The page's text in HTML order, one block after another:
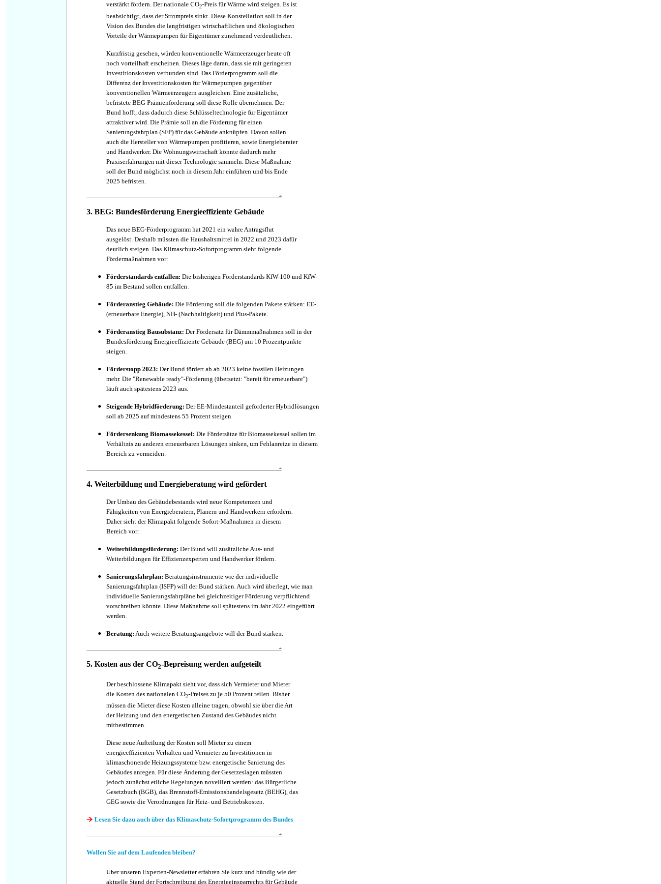
verstärkt fördern. Der nationale CO2-Preis für Wärme wird steigen. Es ist
beabsichtigt, dass der Strompreis sinkt. Diese Konstellation soll in der
Vision des Bundes die langfristigen wirtschaftlichen und ökologischen
Vorteile der Wärmepumpen für Eigentümer zunehmend verdeutlichen.
Kurzfristig gesehen, würden konventionelle Wärmeerzeuger heute oft
noch vorteilhaft erscheinen. Dieses läge daran, dass sie mit geringeren
Investitionskosten verbunden sind. Das Förderprogramm soll die
Differenz der Investitionskosten für Wärmepumpen gegenüber
konventionellen Wärmeerzeugern ausgleichen. Eine zusätzliche,
befristete BEG-Prämienförderung soll diese Rolle übernehmen. Der
Bund hofft, dass dadurch diese Schlüsseltechnologie für Eigentümer
attraktiver wird. Die Prämie soll an die Förderung für einen
Sanierungsfahrplan (SFP) für das Gebäude anknüpfen. Davon sollen
auch die Hersteller von Wärmepumpen profitieren, sowie Energieberater
und Handwerker. Die Wohnungswirtschaft könnte dadurch mehr
Praxiserfahrungen mit dieser Technologie sammeln. Diese Maßnahme
soll der Bund möglichst noch in diesem Jahr einführen und bis Ende
2025 befristen.
3. BEG: Bundesförderung Energieeffiziente Gebäude
Das neue BEG-Förderprogramm hat 2021 ein wahre Antragsflut
ausgelöst. Deshalb müssten die Haushaltsmittel in 2022 und 2023 dafür
deutlich steigen. Das Klimaschutz-Sofortprogramm sieht folgende
Fördermaßnahmen vor:
Förderstandards entfallen: Die bisherigen Förderstandards KfW-100 und KfW-
85 im Bestand sollen entfallen.
Förderanstieg Gebäude: Die Förderung soll die folgenden Pakete stärken: EE-
(erneuerbare Energie), NH- (Nachhaltigkeit) und Plus-Pakete.
Förderanstieg Bausubstanz: Der Fördersatz für Dämmmaßnahmen soll in der
Bundesförderung Energieeffiziente Gebäude (BEG) um 10 Prozentpunkte
steigen.
Förderstopp 2023: Der Bund fördert ab ab 2023 keine fossilen Heizungen
mehr. Die "Renewable ready"-Förderung (übersetzt: "bereit für erneuerbare")
läuft auch spätestens 2023 aus.
Steigende Hybridförderung: Der EE-Mindestanteil geförderter Hybridlösungen
soll ab 2025 auf mindestens 55 Prozent steigen.
Fördersenkung Biomassekessel: Die Fördersätze für Biomassekessel sollen im
Verhältnis zu anderen erneuerbaren Lösungen sinken, um Fehlanreize in diesem
Bereich zu vermeiden.
4. Weiterbildung und Energieberatung wird gefördert
Der Umbau des Gebäudebestands wird neue Kompetenzen und
Fähigkeiten von Energieberatern, Planern und Handwerkern erfordern.
Daher sieht der Klimapakt folgende Sofort-Maßnahmen in diesem
Bereich vor:
Weiterbildungsförderung: Der Bund will zusätzliche Aus- und
Weiterbildungen für Effizienzexperten und Handwerker fördern.
Sanierungsfahrplan: Beratungsinstrumente wie der individuelle
Sanierungsfahrplan (ISFP) will der Bund stärken. Auch wird überlegt, wie man
individuelle Sanierungsfahrpläne bei gleichzeitiger Förderung verpflichtend
vorschreiben könnte. Diese Maßnahme soll spätestens im Jahr 2022 eingeführt
werden.
Beratung: Auch weitere Beratungsangebote will der Bund stärken.
5. Kosten aus der CO2-Bepreisung werden aufgeteilt
Der beschlossene Klimapakt sieht vor, dass sich Vermieter und Mieter
die Kosten des nationalen CO2-Preises zu je 50 Prozent teilen. Bisher
müssen die Mieter diese Kosten alleine tragen, obwohl sie über die Art
der Heizung und den energetischen Zustand des Gebäudes nicht
mitbestimmen.
Diese neue Aufteilung der Kosten soll Mieter zu einem
energieeffizienten Verhalten und Vermieter zu Investitionen in
klimaschonende Heizungssysteme bzw. energetische Sanierung des
Gebäudes anregen. Für diese Änderung der Gesetzeslagen müssten
jedoch zunächst etliche Regelungen novelliert werden: das Bürgerliche
Gesetzbuch (BGB), das Brennstoff-Emissionshandelsgesetz (BEHG), das
GEG sowie die Verordnungen für Heiz- und Betriebskosten.
Lesen Sie dazu auch über das Klimaschutz-Sofortprogramm des Bundes
Wollen Sie auf dem Laufenden bleiben?
Über unseren Experten-Newsletter erfahren Sie kurz und bündig wie der
aktuelle Stand der Fortschreibung des Energieeinsparrechts für Gebäude